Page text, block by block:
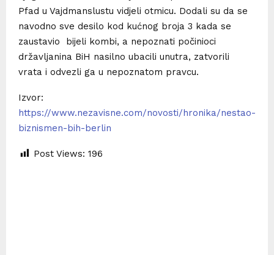
Pfad u Vajdmanslustu vidjeli otmicu. Dodali su da se
navodno sve desilo kod kućnog broja 3 kada se
zaustavio bijeli kombi, a nepoznati počinioci
državljanina BiH nasilno ubacili unutra, zatvorili
vrata i odvezli ga u nepoznatom pravcu.
Izvor:
https://www.nezavisne.com/novosti/hronika/nestao-
biznismen-bih-berlin
Post Views: 196